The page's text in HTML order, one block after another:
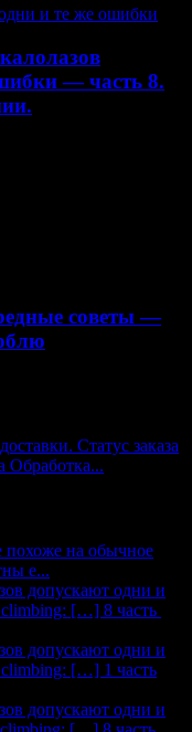
— часть 8.
советы —
Статус заказа
Обработка...
на обычное
е...
допускают одни и
[…] 8 часть
допускают одни и
[…] 1 часть
допускают одни и